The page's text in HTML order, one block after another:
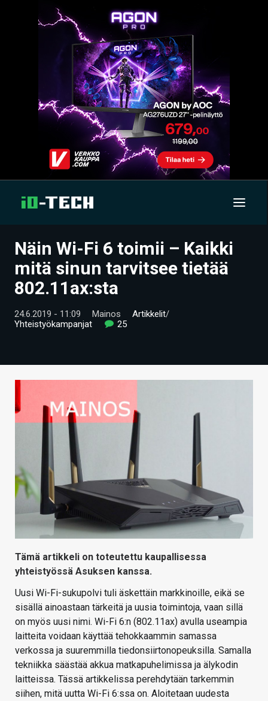
UUTISET
ARTIKKELIT
VIDEOT
HINTA.FI
KAUPPA
VAIHDA TEEMA
HAKU
Näin Wi-Fi 6 toimii – Kaikki
mitä sinun tarvitsee tietää
802.11ax:sta
24.6.2019 - 11:09 Mainos Artikkelit/
Yhteistyökampanjat
25
Tämä artikkeli on toteutettu kaupallisessa
yhteistyössä Asuksen kanssa.
Uusi Wi-Fi-sukupolvi tuli äskettäin markkinoille, eikä se
sisällä ainoastaan tärkeitä ja uusia toimintoja, vaan sillä
on myös uusi nimi. Wi-Fi 6:n (802.11ax) avulla useampia
laitteita voidaan käyttää tehokkaammin samassa
verkossa ja suuremmilla tiedonsiirtonopeuksilla. Samalla
tekniikka säästää akkua matkapuhelimissa ja älykodin
laitteissa. Tässä artikkelissa perehdytään tarkemmin
siihen, mitä uutta Wi-Fi 6:ssa on. Aloitetaan uudesta